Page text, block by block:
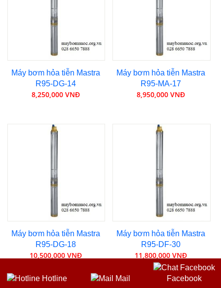
Hotline Mail Facebook
Máy bơm hỏa tiễn Mastra
R95-DG-14
8,250,000 VNĐ
Máy bơm hỏa tiễn Mastra
R95-MA-17
8,950,000 VNĐ
Máy bơm hỏa tiễn Mastra
R95-DG-18
10,500,000 VNĐ
Máy bơm hỏa tiễn Mastra
R95-DF-30
11,800,000 VNĐ